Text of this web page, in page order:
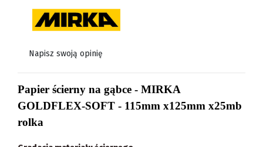
Napisz swoją opinię
Papier ścierny na gąbce - MIRKA
GOLDFLEX-SOFT - 115mm x125mm x25mb
rolka